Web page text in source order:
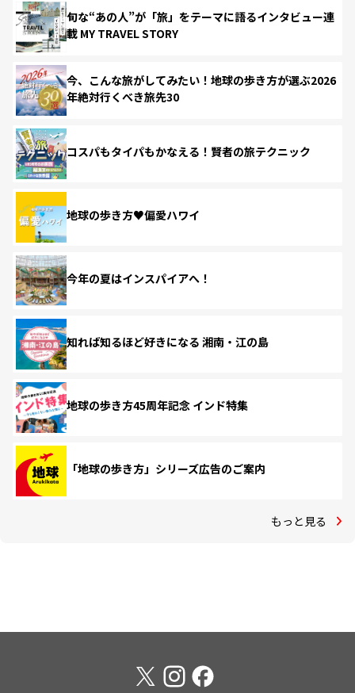
旬な“あの人”が「旅」をテーマに語るインタビュー連
載 MY TRAVEL STORY
今、こんな旅がしてみたい！地球の歩き方が選ぶ2026
年絶対行くべき旅先30
コスパもタイパもかなえる！賢者の旅テクニック
地球の歩き方♥偏愛ハワイ
今年の夏はインスパイアへ！
知れば知るほど好きになる 湘南・江の島
地球の歩き方45周年記念 インド特集
「地球の歩き方」シリーズ広告のご案内
もっと見る